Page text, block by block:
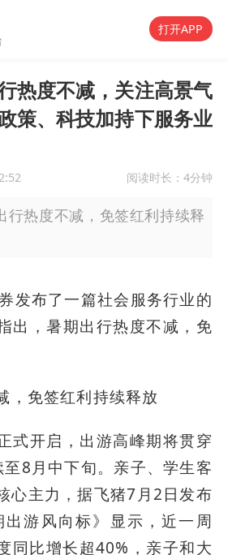
打开APP
热度不减，关注高景气
策、科技加持下服务业
阅读时长： 4分钟
行热度不减，免签红利持续释
发布了一篇社会服务行业的
出，暑期出行热度不减，免
，免签红利持续释放
式开启，出游高峰期将贯穿
8月中下旬。亲子、学生客
心主力，据飞猪7月2日发布
游风向标》显示，近一周
同比增长超40%，亲子和大